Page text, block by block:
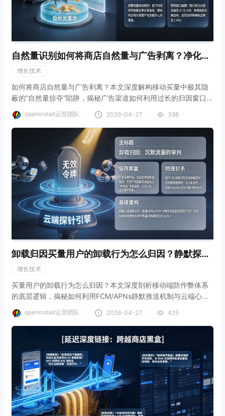
自然量识别如何将商店自然量与广告剥离？净化
增长技术
如何将商店自然量与广告剥离？本文深度解构移动买量中极其隐
蔽的“自然量掠夺”陷阱，揭秘广告渠道如何利用过长的归因窗口期
将ASO搜索流量据为己有。结合openinstall中立归因底座，教您
构建基于时间序列的增量剥离模型，将自然误判率硬核压降至
1.4%，彻底净化ROI财报，拒绝为原本就属于你的自然用户重复
openinstall运营团队 2026-04-27 398
卸载归因买量用户的卸载行为怎么归因？静默探针
增长技术
买量用户的卸载行为怎么归因？本文深度剖析移动端防作弊体系
的底层逻辑，揭秘如何利用FCM/APNs静默推送机制与云端心跳
探针跨越系统沙盒，实现硬核的卸载追踪。结合openinstall反作
弊风控底座，教您构建羊毛党“秒卸载”识别矩阵，将渠道作弊漏判
率压缩至0.6%，彻底斩断劣质刷量渠道套取预算的黑手。
openinstall运营团队 2026-04-27 425